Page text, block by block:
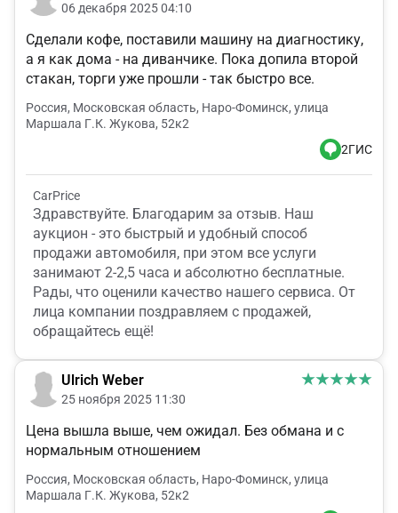
06 декабря 2025 04:10
Сделали кофе, поставили машину на диагностику,
а я как дома - на диванчике. Пока допила второй
стакан, торги уже прошли - так быстро все.
Россия, Московская область, Наро-Фоминск, улица
Маршала Г.К. Жукова, 52к2
2ГИС
CarPrice
Здравствуйте. Благодарим за отзыв. Наш
аукцион - это быстрый и удобный способ
продажи автомобиля, при этом все услуги
занимают 2-2,5 часа и абсолютно бесплатные.
Рады, что оценили качество нашего сервиса. От
лица компании поздравляем с продажей,
обращайтесь ещё!
Ulrich Weber
25 ноября 2025 11:30
Цена вышла выше, чем ожидал. Без обмана и с
нормальным отношением
Россия, Московская область, Наро-Фоминск, улица
Маршала Г.К. Жукова, 52к2